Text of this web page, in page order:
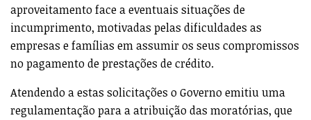
aproveitamento face a eventuais situações de
incumprimento, motivadas pelas dificuldades as
empresas e famílias em assumir os seus compromissos
no pagamento de prestações de crédito.
Atendendo a estas solicitações o Governo emitiu uma
regulamentação para a atribuição das moratórias, que